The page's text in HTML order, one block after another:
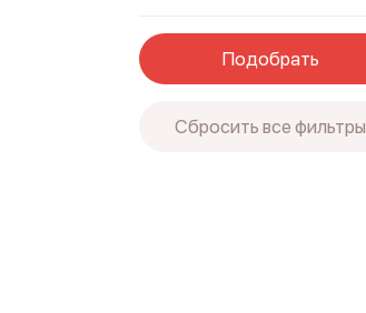
Подобрать
Сбросить все фильтры